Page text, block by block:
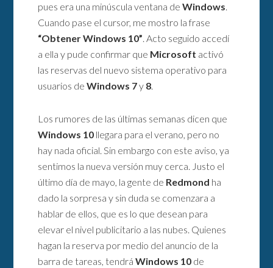
pues era una minúscula ventana deWindows.
Cuando pase el cursor, me mostro la frase
“Obtener Windows 10”. Acto seguido accedí
a ella y pude confirmar que Microsoft activó
las reservas del nuevo sistema operativo para
usuarios deWindows 7y 8.
Los rumores de las últimas semanas dicen que
Windows 10 llegara para el verano, pero no
hay nada oficial. Sin embargo con este aviso, ya
sentimos la nueva versión muy cerca. Justo el
último día de mayo, la gente de Redmond ha
dado la sorpresa y sin duda se comenzara a
hablar de ellos, que es lo que desean para
elevar el nivel publicitario a las nubes. Quienes
hagan la reserva por medio del anuncio de la
barra de tareas, tendráWindows 10 de